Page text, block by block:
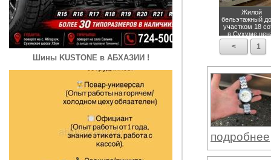
Шины KUSTONE в АБХАЗИИ !
Жилой
бельэтажный
участком 18
в Сухуме
15000000
< 1
подробнее